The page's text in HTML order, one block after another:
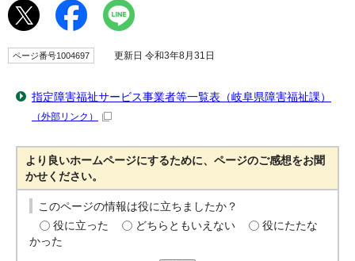
ページ番号1004697 更新日 令和3年8月31日
指定障害福祉サービス事業者等一覧表（岐阜県障害福祉課）
（外部リンク）
より良いホームページにするために、ページのご感想をお聞
かせください。
このページの情報は役に立ちましたか？
役に立った
どちらともいえない
役にたたな
かった